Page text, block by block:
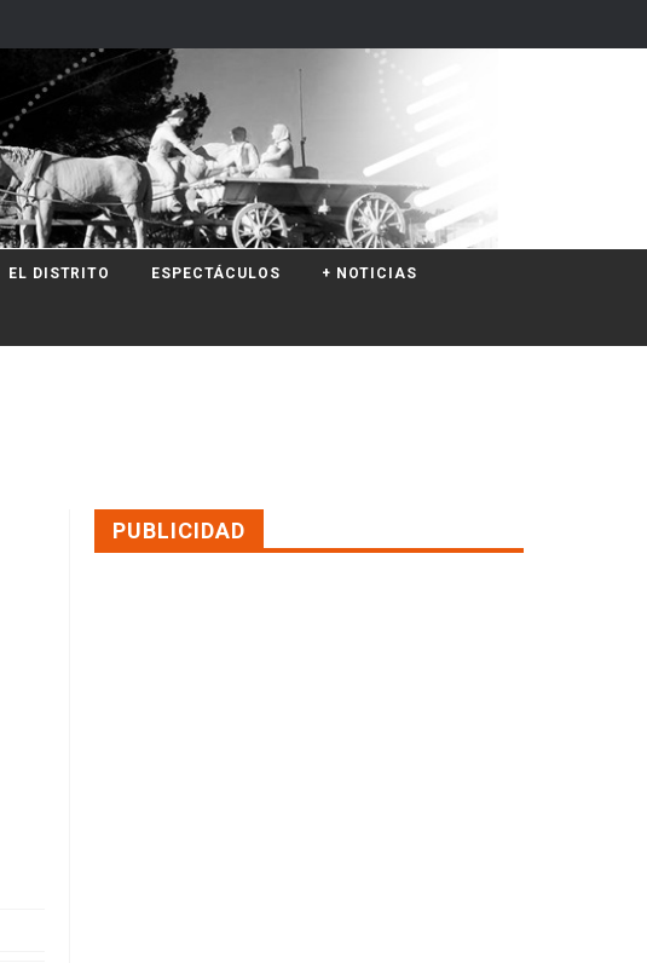
EL DISTRITO ESPECTÁCULOS + NOTICIAS
PUBLICIDAD